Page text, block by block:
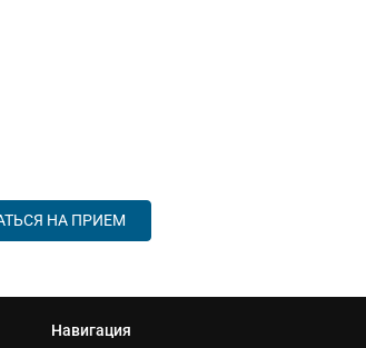
НА ПРИЕМ
Навигация